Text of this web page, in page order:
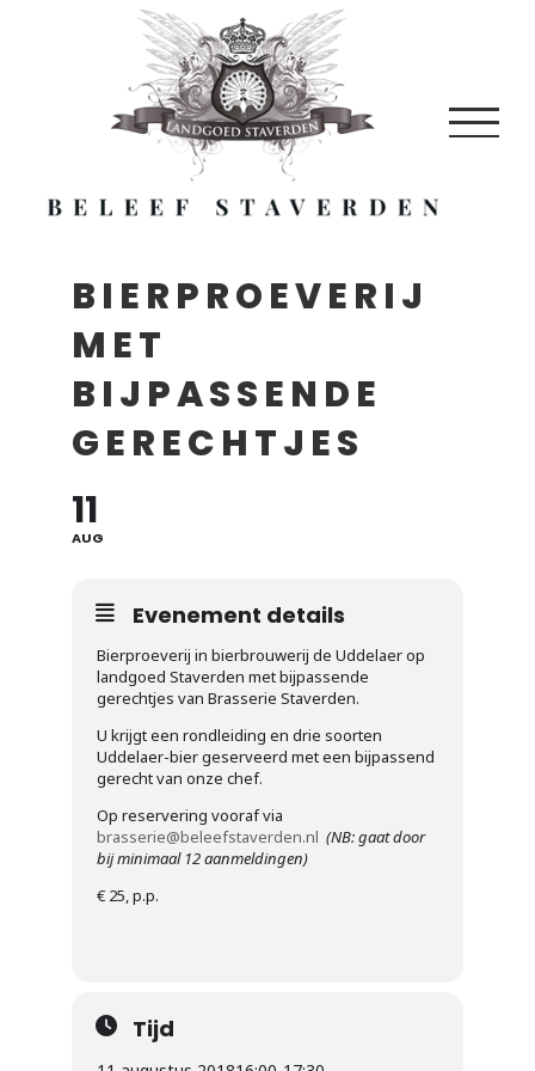
BIERPROEVERIJ
MET
BIJPASSENDE
GERECHTJES
11
AUG
Evenement details
Bierproeverij in bierbrouwerij de Uddelaer op
landgoed Staverden met bijpassende
gerechtjes van Brasserie Staverden.
U krijgt een rondleiding en drie soorten
Uddelaer-bier geserveerd met een bijpassend
gerecht van onze chef.
Op reservering vooraf via
brasserie@beleefstaverden.nl (NB: gaat door
bij minimaal 12 aanmeldingen)
€ 25, p.p.
Tijd